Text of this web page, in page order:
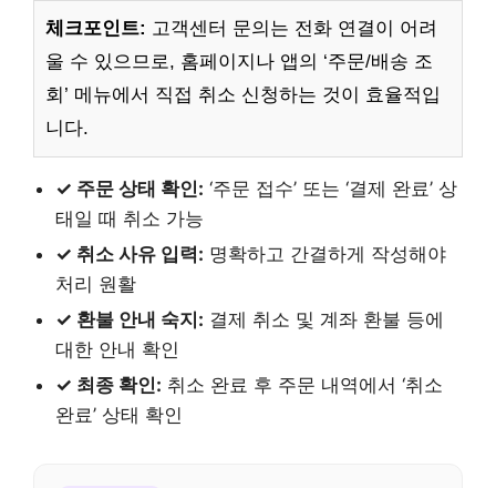
체크포인트: 고객센터 문의는 전화 연결이 어려
울 수 있으므로, 홈페이지나 앱의 ‘주문/배송 조
회’ 메뉴에서 직접 취소 신청하는 것이 효율적입
니다.
✓ 주문 상태 확인: ‘주문 접수’ 또는 ‘결제 완료’ 상
태일 때 취소 가능
✓ 취소 사유 입력: 명확하고 간결하게 작성해야
처리 원활
✓ 환불 안내 숙지: 결제 취소 및 계좌 환불 등에
대한 안내 확인
✓ 최종 확인: 취소 완료 후 주문 내역에서 ‘취소
완료’ 상태 확인